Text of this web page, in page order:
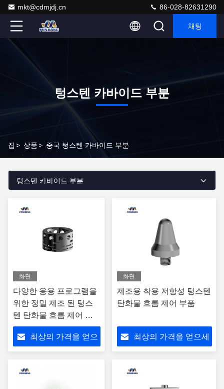
mkt@cdmjdj.cn 86-028-82631290
채팅
텅스텐 카바이드 부분
집 > 상품> 중국 텅스텐 카바이드 부분
텅스텐 카바이드 부분
화면
다양한 응용 프로그램을
위한 정밀 제조 된 텅스
텐 탄화물 흐름 제어 부
품
최상의 가격을 얻으
화면
제조용 착용 저항성 텅스텐
탄화물 흐름 제어 부품
최상의 가격을 얻으세